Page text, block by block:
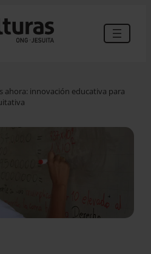
ahora: innovación educativa para